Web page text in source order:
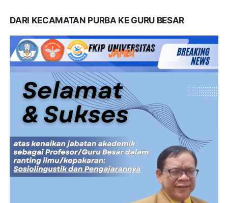
DARI KECAMATAN PURBA KE GURU BESAR